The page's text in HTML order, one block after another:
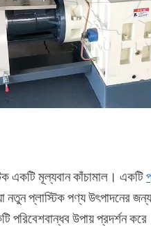
একটি মূল্যবান কাঁচামাল। একটি
নতুন প্লাস্টিক পণ্য উৎপাদনের
পরিবেশবান্ধব উপায় প্রদর্শন